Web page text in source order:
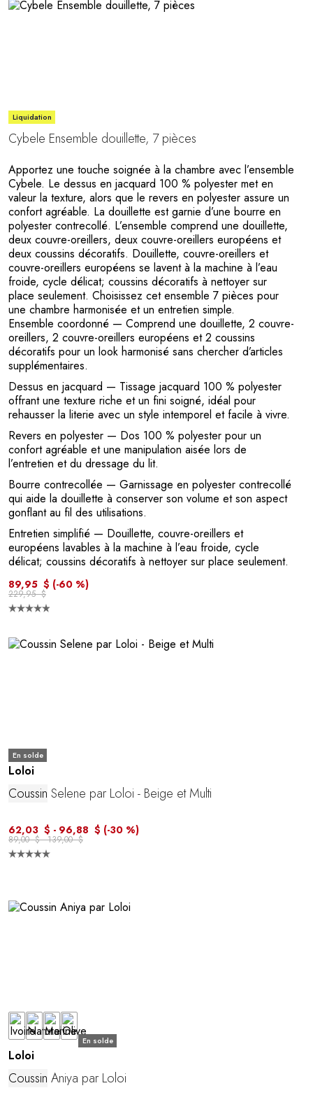
Liquidation
Cybele Ensemble douillette, 7 pièces
Apportez une touche soignée à la chambre avec l’ensemble
Cybele. Le dessus en jacquard 100 % polyester met en
valeur la texture, alors que le revers en polyester assure un
confort agréable. La douillette est garnie d’une bourre en
polyester contrecollé. L’ensemble comprend une douillette,
deux couvre-oreillers, deux couvre-oreillers européens et
deux coussins décoratifs. Douillette, couvre-oreillers et
couvre-oreillers européens se lavent à la machine à l’eau
froide, cycle délicat; coussins décoratifs à nettoyer sur
place seulement. Choisissez cet ensemble 7 pièces pour
une chambre harmonisée et un entretien simple.
Ensemble coordonné — Comprend une douillette, 2 couvre-
oreillers, 2 couvre-oreillers européens et 2 coussins
décoratifs pour un look harmonisé sans chercher d’articles
supplémentaires.
Dessus en jacquard — Tissage jacquard 100 % polyester
offrant une texture riche et un fini soigné, idéal pour
rehausser la literie avec un style intemporel et facile à vivre.
Revers en polyester — Dos 100 % polyester pour un
confort agréable et une manipulation aisée lors de
l’entretien et du dressage du lit.
Bourre contrecollée — Garnissage en polyester contrecollé
qui aide la douillette à conserver son volume et son aspect
gonflant au fil des utilisations.
Entretien simplifié — Douillette, couvre-oreillers et
européens lavables à la machine à l’eau froide, cycle
délicat; coussins décoratifs à nettoyer sur place seulement.
89,95 $ (-60 %)
229,95 $
En solde
Loloi
Coussin Selene par Loloi - Beige et Multi
62,03 $ - 96,88 $ (-30 %)
89,00 $ - 139,00 $
En solde
Loloi
Coussin Aniya par Loloi